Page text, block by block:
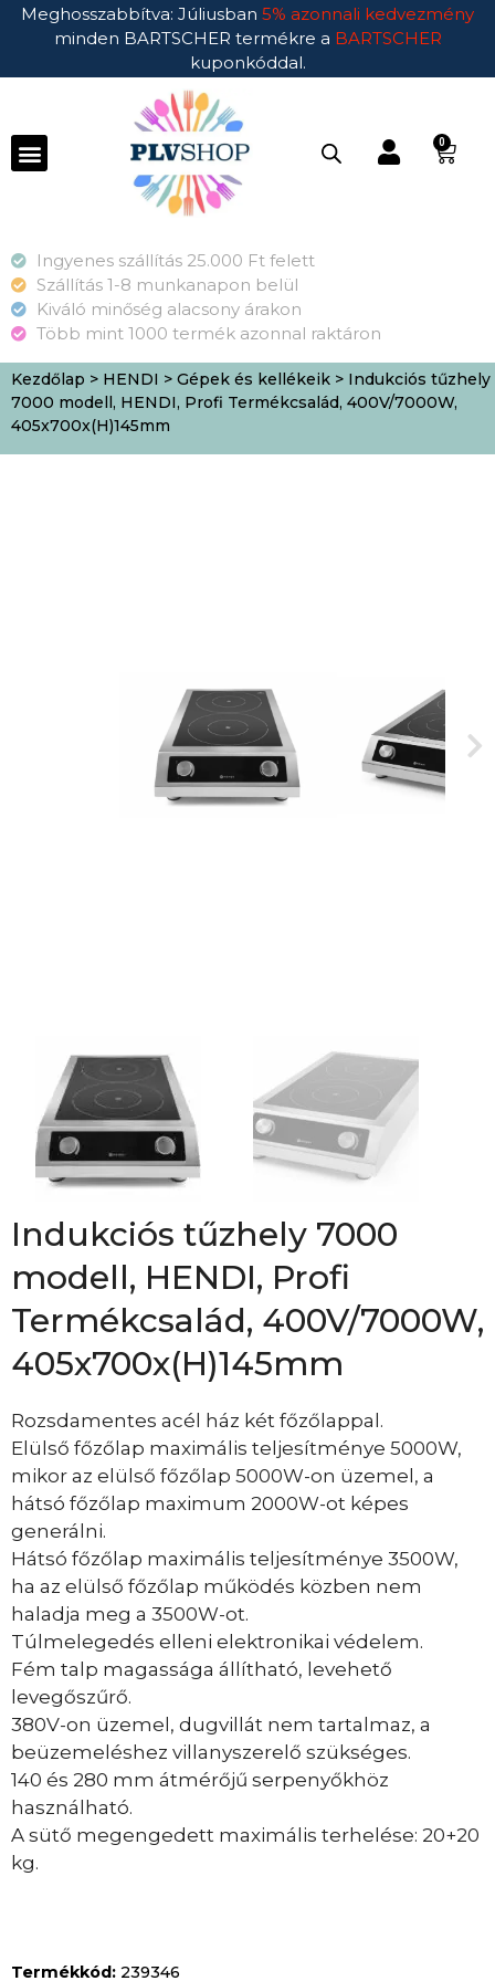
Meghosszabbítva: Júliusban 5% azonnali kedvezmény
minden BARTSCHER termékre a BARTSCHER
kuponkóddal.
0
Ingyenes szállítás 25.000 Ft felett
Szállítás 1-8 munkanapon belül
Kiváló minőség alacsony árakon
Több mint 1000 termék azonnal raktáron
Kezdőlap > HENDI > Gépek és kellékeik > Indukciós tűzhely
7000 modell, HENDI, Profi Termékcsalád, 400V/7000W,
405x700x(H)145mm
Indukciós tűzhely 7000
modell, HENDI, Profi
Termékcsalád, 400V/7000W,
405x700x(H)145mm
Rozsdamentes acél ház két főzőlappal.
Elülső főzőlap maximális teljesítménye 5000W,
mikor az elülső főzőlap 5000W-on üzemel, a
hátsó főzőlap maximum 2000W-ot képes
generálni.
Hátsó főzőlap maximális teljesítménye 3500W,
ha az elülső főzőlap működés közben nem
haladja meg a 3500W-ot.
Túlmelegedés elleni elektronikai védelem.
Fém talp magassága állítható, levehető
levegőszűrő.
380V-on üzemel, dugvillát nem tartalmaz, a
beüzemeléshez villanyszerelő szükséges.
140 és 280 mm átmérőjű serpenyőkhöz
használható.
A sütő megengedett maximális terhelése: 20+20
kg.
Termékkód: 239346